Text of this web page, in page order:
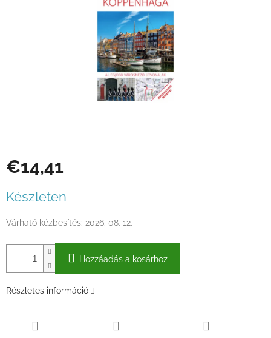
€14,41
Készleten
Várható kézbesítés: 2026. 08. 12.
Hozzáadás a kosárhoz
Részletes információ